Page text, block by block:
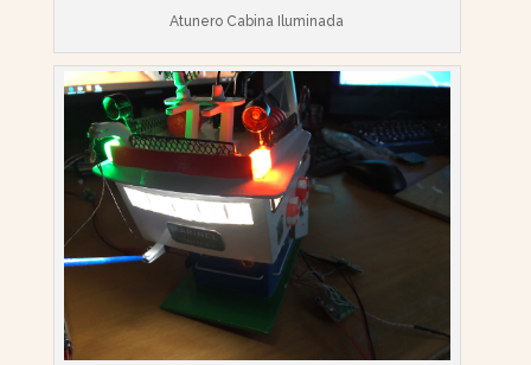
Atunero Cabina Iluminada